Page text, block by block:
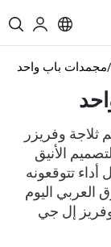
مجمدات باب واحد
ثلاجة وفريزر
الأنيق
تتوقعونه
العربي اليوم
إل جي